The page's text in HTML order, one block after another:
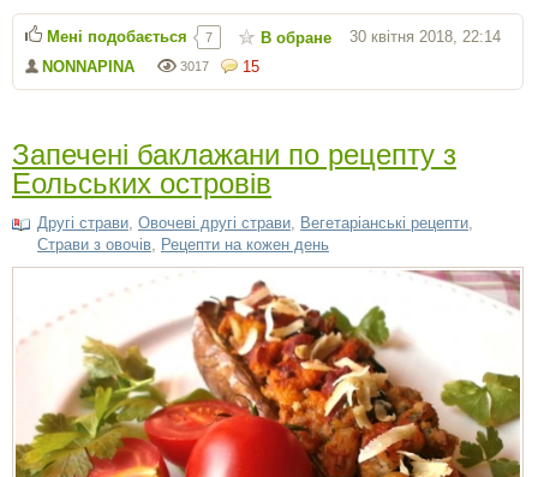
15
3017
NONNAPINA
30 квітня 2018, 22:14
Мені подобається 7 В обране
Запечені баклажани по рецепту з
Еольських островів
Другі страви, Овочеві другі страви, Вегетаріанські рецепти,
Страви з овочів, Рецепти на кожен день